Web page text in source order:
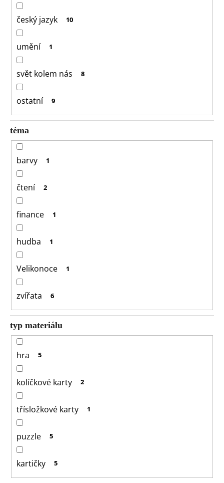
český jazyk 10
umění 1
svět kolem nás 8
ostatní 9
téma
barvy 1
čtení 2
finance 1
hudba 1
Velikonoce 1
zvířata 6
typ materiálu
hra 5
kolíčkové karty 2
třísložkové karty 1
puzzle 5
kartičky 5